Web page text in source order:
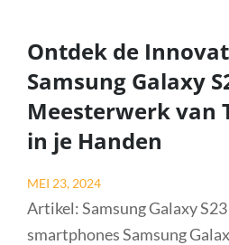
SOCIALE
(S
IO)
IN
SAMENLEVING
Ontdek de
Samsung Galaxy
Meesterwerk van
in je Handen
Posted
on
MEI 23, 2024
Artikel: Samsung Galaxy
smartphones Samsung